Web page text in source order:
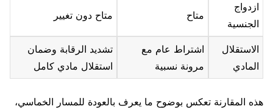
ازدواج
الجنسية
متاح متاح دون تغيير
الاستقلال
المادي
اشتراط عام مع
مرونة نسبية
تشديد الرقابة وضمان
استقلال مادي كامل
هذه المقارنة تعكس بوضوح ما يعرف بالعودة للمسار الخماسي،